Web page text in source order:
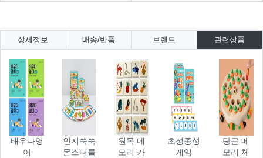
상세정보 배송/반품 브랜드 관련상품
배우다영
어
인지쑥쑥
몬스터를
원목 메
모리 카
초성종성
게임
당근 메
모리 체